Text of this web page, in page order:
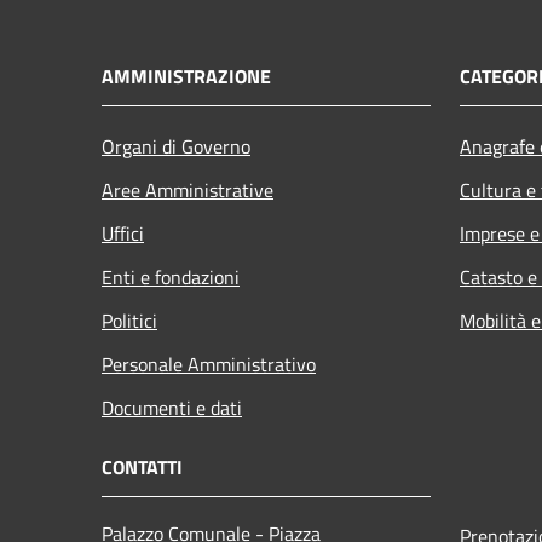
AMMINISTRAZIONE
Organi di Governo
Aree Amministrative
Uffici
Enti e fondazioni
Politici
Personale Amministrativo
Documenti e dati
Cultura
Imprese
Catasto
Mobilità
CONTATTI
Palazzo Comunale - Piazza